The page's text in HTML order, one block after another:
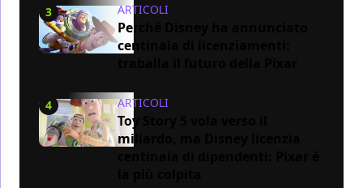
3 ARTICOLI
Perché Disney ha annunciato
centinaia di licenziamenti:
4 ARTICOLI
Toy Story 5 vola verso il
miliardo, ma Disney licenzia